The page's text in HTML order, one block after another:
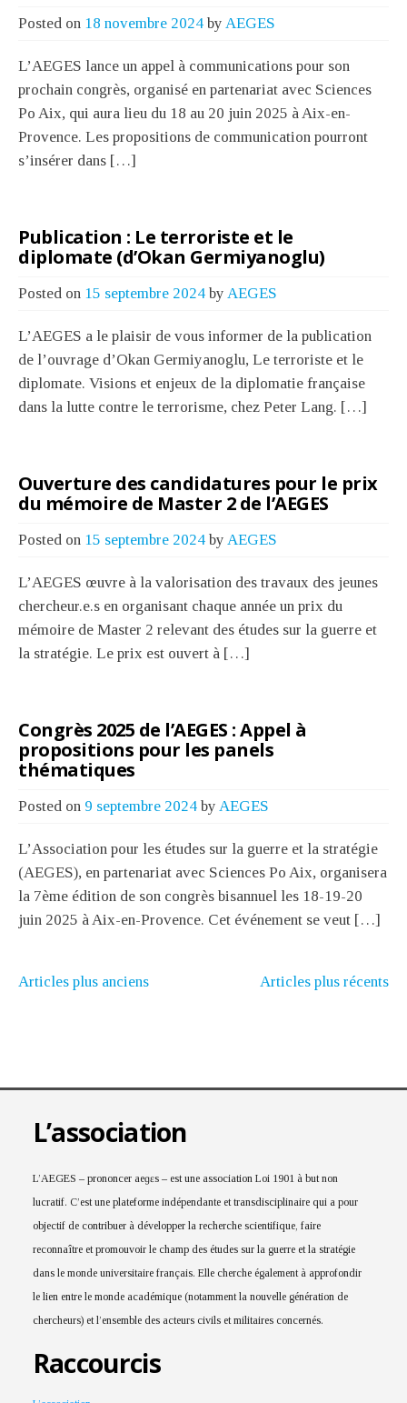
Posted on 18 novembre 2024 by AEGES
L’AEGES lance un appel à communications pour son
prochain congrès, organisé en partenariat avec Sciences
Po Aix, qui aura lieu du 18 au 20 juin 2025 à Aix-en-
Provence. Les propositions de communication pourront
s’insérer dans […]
Publication : Le terroriste et le
diplomate (d’Okan Germiyanoglu)
Posted on 15 septembre 2024 by AEGES
L’AEGES a le plaisir de vous informer de la publication
de l’ouvrage d’Okan Germiyanoglu, Le terroriste et le
diplomate. Visions et enjeux de la diplomatie française
dans la lutte contre le terrorisme, chez Peter Lang. […]
Ouverture des candidatures pour le prix
du mémoire de Master 2 de l’AEGES
Posted on 15 septembre 2024 by AEGES
L’AEGES œuvre à la valorisation des travaux des jeunes
chercheur.e.s en organisant chaque année un prix du
mémoire de Master 2 relevant des études sur la guerre et
la stratégie. Le prix est ouvert à […]
Congrès 2025 de l’AEGES : Appel à
propositions pour les panels
thématiques
Posted on 9 septembre 2024 by AEGES
L’Association pour les études sur la guerre et la stratégie
(AEGES), en partenariat avec Sciences Po Aix, organisera
la 7ème édition de son congrès bisannuel les 18-19-20
juin 2025 à Aix-en-Provence. Cet événement se veut […]
Articles plus anciens Articles plus récents
L’association
L’AEGES – prononcer aeɡɛs – est une association Loi 1901 à but non
lucratif. C’est une plateforme indépendante et transdisciplinaire qui a pour
objectif de contribuer à développer la recherche scientifique, faire
reconnaître et promouvoir le champ des études sur la guerre et la stratégie
dans le monde universitaire français. Elle cherche également à approfondir
le lien entre le monde académique (notamment la nouvelle génération de
chercheurs) et l’ensemble des acteurs civils et militaires concernés.
Raccourcis